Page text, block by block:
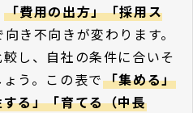
「費用の出方」「採用ス
向き不向きが変わります。
し、自社の条件に合いそ
う。この表で 「集める」
る」「育てる（中長